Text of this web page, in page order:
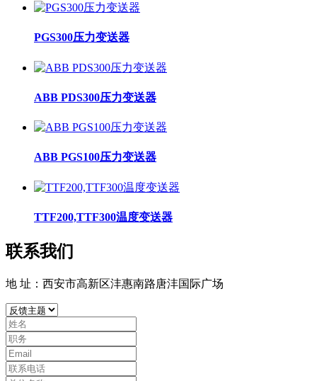
PGS300压力变送器
ABB PDS300压力变送器
ABB PGS100压力变送器
TTF200,TTF300温度变送器
联系我们
地 址：西安市高新区沣惠南路唐沣国际广场